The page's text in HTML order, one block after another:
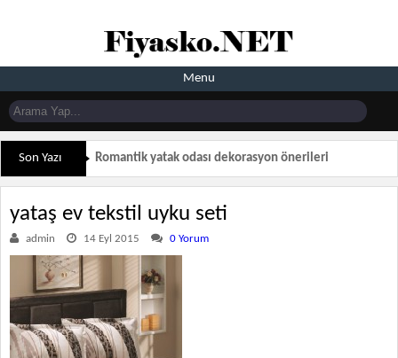
Menu
Son Yazı Romantik yatak odası dekorasyon önerileri
yataş ev tekstil uyku seti
admin 14 Eyl 2015 0 Yorum